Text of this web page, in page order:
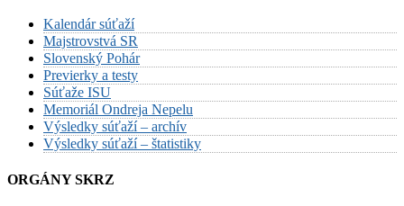
Kalendár súťaží
Majstrovstvá SR
Slovenský Pohár
Previerky a testy
Súťaže ISU
Memoriál Ondreja Nepelu
Výsledky súťaží – archív
Výsledky súťaží – štatistiky
ORGÁNY SKRZ